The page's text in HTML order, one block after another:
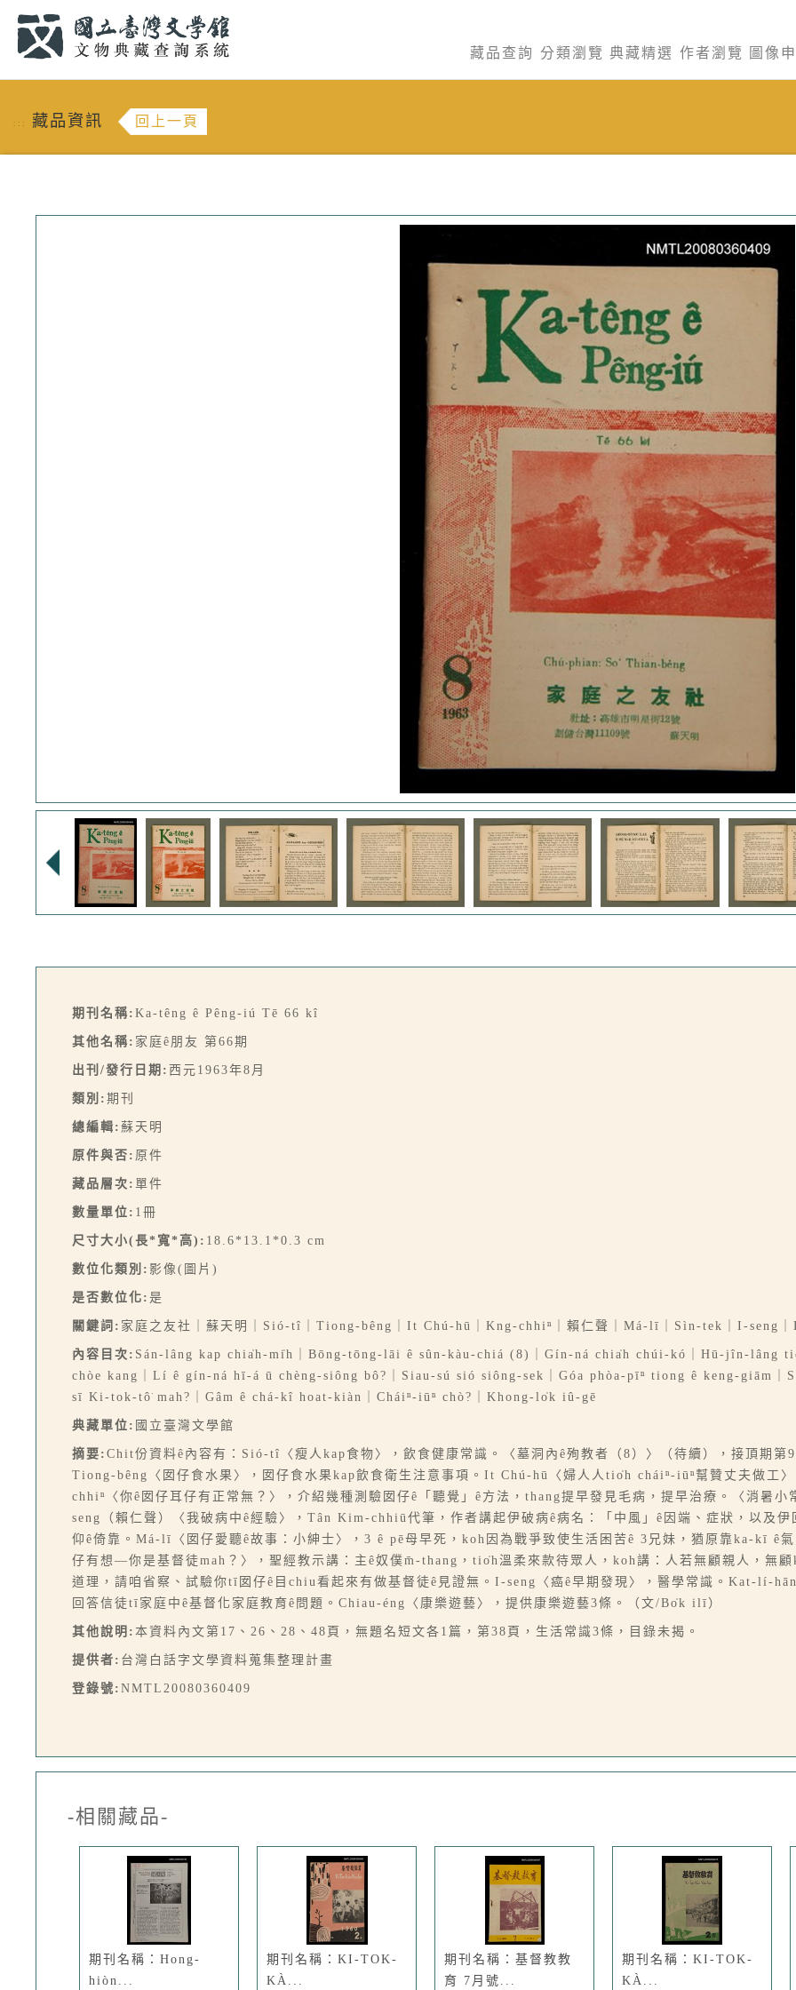
藏品查詢 分類瀏覽 典藏精選 作者瀏覽 圖像
::: 藏品資訊 回上一頁
期刊名稱: Ka-têng ê Pêng-iú Tē 66 kî
其他名稱: 家庭ê朋友 第66期
出刊/發行日期: 西元1963年8月
類別: 期刊
總編輯: 蘇天明
原件與否: 原件
藏品層次: 單件
數量單位: 1冊
尺寸大小(長*寬*高): 18.6*13.1*0.3 cm
數位化類別: 影像(圖片)
是否數位化: 是
關鍵詞: 家庭之友社｜蘇天明｜Sió-tî｜Tiong-bêng｜It Chú-hū｜Kng-chhiⁿ｜賴仁聲｜Má-lī｜Sìn-tek｜I-seng
內容目次: Sán-lâng kap chia̍h-mi̍h｜Bōng-tōng-lāi ê sûn-kàu-chiá (8)｜Gín-ná chia̍h chúi-kó｜Hū-jîn-lâng
chòe kang｜Lí ê gín-ná hī-á ū chèng-siông bô?｜Siau-sú sió siông-sek｜Góa phòa-pīⁿ tiong ê keng-giām
sī Ki-tok-tô͘ mah?｜Gâm ê chá-kî hoat-kiàn｜Cháiⁿ-iūⁿ chò?｜Khong-lo̍k iû-gē
典藏單位: 國立臺灣文學館
摘要: Chit份資料ê內容有：Sió-tî〈瘦人kap食物〉，飲食健康常識。〈墓洞內ê殉教者（8）〉（待續），接頂期第
Tiong-bêng〈囡仔食水果〉，囡仔食水果kap飲食衛生注意事項。It Chú-hū〈婦人人tio̍h cháiⁿ-iūⁿ幫贊丈夫做工
chhiⁿ〈你ê囡仔耳仔有正常無？〉，介紹幾種測驗囡仔ê「聽覺」ê方法，thang提早發見毛病，提早治療。〈消暑
seng（賴仁聲）〈我破病中ê經驗〉，Tân Kim-chhiū代筆，作者講起伊破病ê病名：「中風」ê因端、症狀，以及
仰ê倚靠。Má-lī〈囡仔愛聽ê故事：小紳士〉，3 ê pē母早死，koh因為戰爭致使生活困苦ê 3兄妹，猶原靠ka-kī ê
仔有想—你是基督徒mah？〉，聖經教示講：主ê奴僕m̄-thang，tio̍h溫柔來款待眾人，koh講：人若無顧親人，無
道理，請咱省察、試驗你tī囡仔ê目chiu看起來有做基督徒ê見證無。I-seng〈癌ê早期發現〉，醫學常識。Kat-lí-
回答信徒tī家庭中ê基督化家庭教育ê問題。Chiau-éng〈康樂遊藝〉，提供康樂遊藝3條。（文/Bo̍k ilī）
其他說明: 本資料內文第17、26、28、48頁，無題名短文各1篇，第38頁，生活常識3條，目錄未揭。
提供者: 台灣白話字文學資料蒐集整理計畫
登錄號: NMTL20080360409
-相關藏品-
期刊名稱：Hong-
hiòn...
期刊名稱：KI-TOK-
KÀ...
期刊名稱：基督教教
育 7月號...
期刊名稱：KI-TOK-
KÀ...